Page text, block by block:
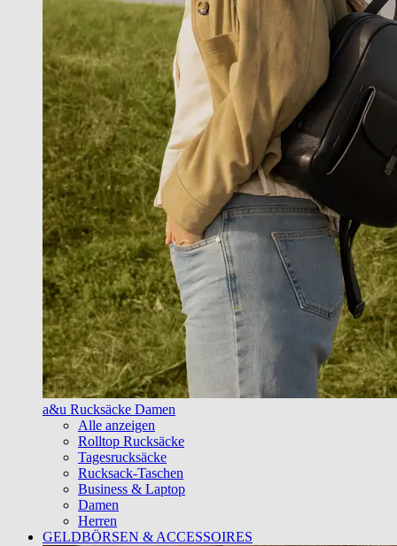
a&u Rucksäcke Damen
Alle anzeigen
Rolltop Rucksäcke
Tagesrucksäcke
Rucksack-Taschen
Business & Laptop
Damen
Herren
GELDBÖRSEN & ACCESSOIRES